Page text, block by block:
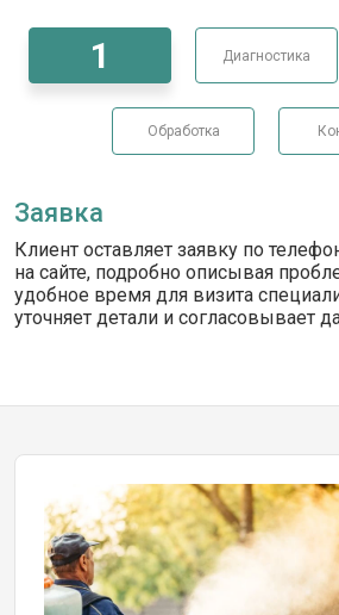
1 Диагностика
Обработка
Заявка
Клиент оставляет заявку по
на сайте, подробно описывая
удобное время для визита
уточняет детали и согласовывает